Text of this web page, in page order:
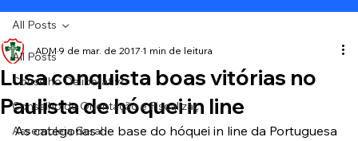
All Posts
Conselho Deliberativo
Conselho de Orientação e Fiscalizaç
Assembleia Geral
All Posts
Lusa conquista boas vitórias no
Paulista de hóquei in line
ADM 9 de mar. de 2017 1 min de leitura
As categorias de base do hóquei in line da Portuguesa